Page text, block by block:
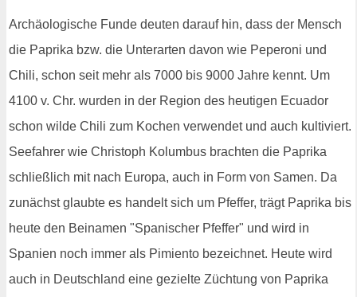
Archäologische Funde deuten darauf hin, dass der Mensch
die Paprika bzw. die Unterarten davon wie Peperoni und
Chili, schon seit mehr als 7000 bis 9000 Jahre kennt. Um
4100 v. Chr. wurden in der Region des heutigen Ecuador
schon wilde Chili zum Kochen verwendet und auch kultiviert.
Seefahrer wie Christoph Kolumbus brachten die Paprika
schließlich mit nach Europa, auch in Form von Samen. Da
zunächst glaubte es handelt sich um Pfeffer, trägt Paprika bis
heute den Beinamen "Spanischer Pfeffer" und wird in
Spanien noch immer als Pimiento bezeichnet. Heute wird
auch in Deutschland eine gezielte Züchtung von Paprika